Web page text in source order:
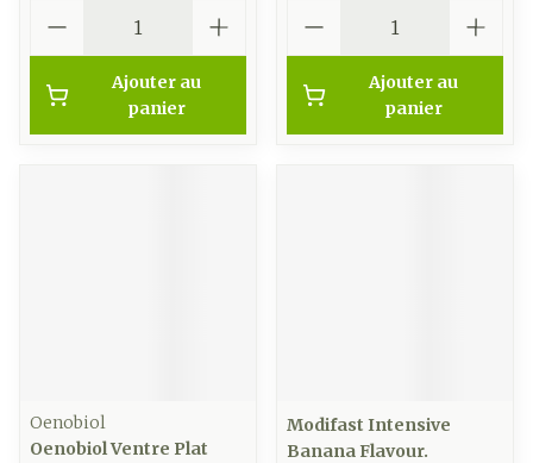
Ajouter au
panier
Ajouter au
panier
Oenobiol
Oenobiol Ventre Plat
Modifast Intensive
Banana Flavour.